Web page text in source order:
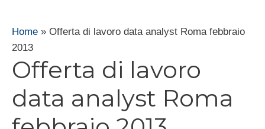
Home » Offerta di lavoro data analyst Roma febbraio
2013
Offerta di lavoro
data analyst Roma